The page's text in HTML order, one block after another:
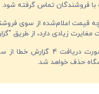
فروشندگان تماس گرفته شود.
قیمت اعلام‌شده از سوی
مغایرت زیادی دارد، از طریق
در صورت دریافت 4
حذف خواهد شد.